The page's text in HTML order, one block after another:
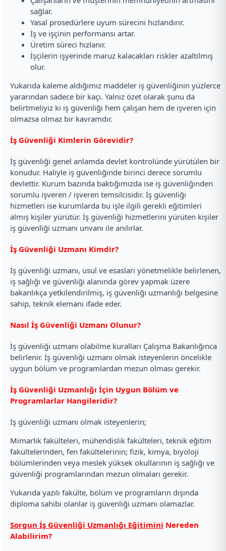
sağlar.
Yasal prosedürlere uyum sürecini hızlandırır.
İş ve işçinin performansı artar.
Üretim süreci hızlanır.
İşçilerin işyerinde maruz kalacakları riskler azaltılmış
olur.
Yukarıda kaleme aldığımız maddeler iş güvenliğinin yüzlerce
yararından sadece bir kaçı. Yalnız özet olarak şunu da
belirtmeliyiz ki iş güvenliği hem çalışan hem de işveren için
olmazsa olmaz bir kavramdır.
İş Güvenliği Kimlerin Görevidir?
İş güvenliği genel anlamda devlet kontrolünde yürütülen bir
konudur. Haliyle iş güvenliğinde birinci derece sorumlu
devlettir. Kurum bazında baktığımızda ise iş güvenliğinden
sorumlu işveren / işveren temsilcisidir. İş güvenliği
hizmetleri ise kurumlarda bu işle ilgili gerekli eğitimleri
almış kişiler yürütür. İş güvenliği hizmetlerini yürüten kişiler
iş güvenliği uzmanı unvanı ile anılırlar.
İş Güvenliği Uzmanı Kimdir?
İş güvenliği uzmanı, usul ve esasları yönetmelikle belirlenen,
iş sağlığı ve güvenliği alanında görev yapmak üzere
bakanlıkça yetkilendirilmiş, iş güvenliği uzmanlığı belgesine
sahip, teknik elemanı ifade eder.
Nasıl İş Güvenliği Uzmanı Olunur?
İş güvenliği uzmanı olabilme kuralları Çalışma Bakanlığınca
belirlenir. İş güvenliği uzmanı olmak isteyenlerin öncelikle
uygun bölüm ve programlardan mezun olması gerekir.
İş Güvenliği Uzmanlığı İçin Uygun Bölüm ve
Programlarlar Hangileridir?
İş güvenliği uzmanı olmak isteyenlerin;
Mimarlık fakülteleri, mühendislik fakülteleri, teknik eğitim
fakültelerinden, fen fakültelerinin; fizik, kimya, biyoloji
bölümlerinden veya meslek yüksek okullarının iş sağlığı ve
güvenliği programlarından mezun olmaları gerekir.
Yukarıda yazılı fakülte, bölüm ve programların dışında
diploma sahibi olanlar iş güvenliği uzmanı olamazlar.
Sorgun İş Güvenliği Uzmanlığı Eğitimini Nereden
Alabilirim?